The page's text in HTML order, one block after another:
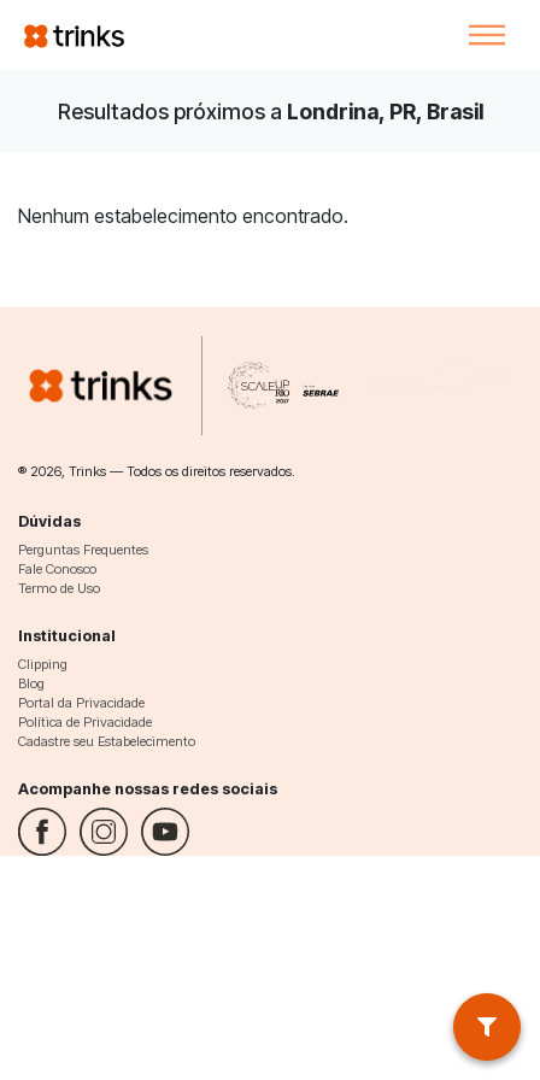
Resultados próximos a Londrina, PR, Brasil
Nenhum estabelecimento encontrado.
® 2026, Trinks — Todos os direitos reservados.
Dúvidas
Perguntas Frequentes
Fale Conosco
Termo de Uso
Institucional
Clipping
Blog
Portal da Privacidade
Política de Privacidade
Cadastre seu Estabelecimento
Acompanhe nossas redes sociais